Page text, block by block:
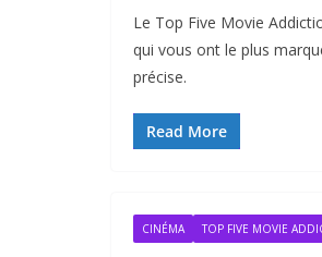
Le Top Five Movie
qui vous ont le plus
précise.
Read More
CINÉMA TOP FIVE MOVIE